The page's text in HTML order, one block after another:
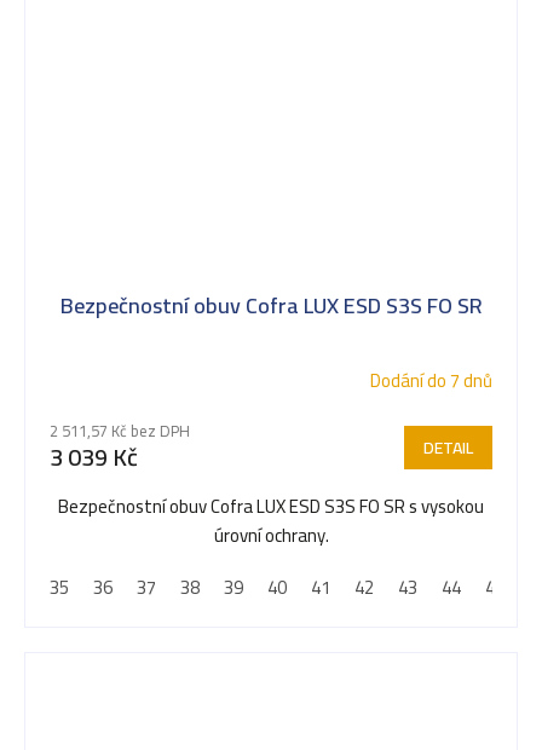
Bezpečnostní obuv Cofra LUX ESD S3S FO SR
Dodání do 7 dnů
2 511,57 Kč bez DPH
3 039 Kč DETAIL
Bezpečnostní obuv Cofra LUX ESD S3S FO SR s vysokou
úrovní ochrany.
35
36 37 38 39 40 41 42 43 44 45